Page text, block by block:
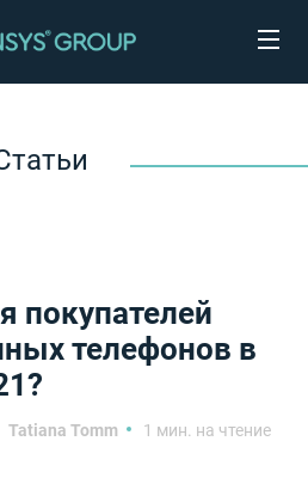
покупателей
телефонов в
Tatiana Tomm 1 мин. на чтение